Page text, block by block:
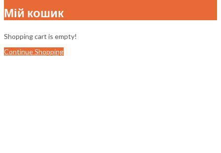
Мій кошик
Shopping cart is empty!
Continue Shopping